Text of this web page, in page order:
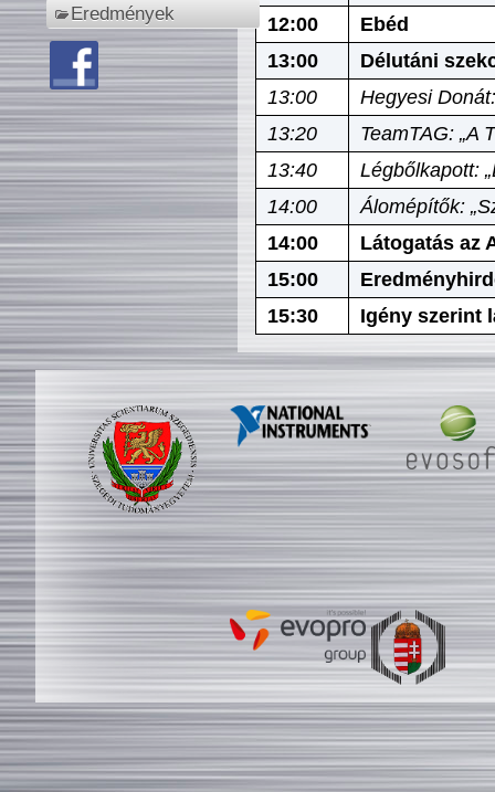
Eredmények
12:00
Ebéd
13:00
Délutáni
13:00
Hegyesi
13:20
TeamTAG: „A
13:40
Légbőlkapott:
14:00
Álomépítők:
14:00
Látogatás az
15:00
15:30
Igény szerint